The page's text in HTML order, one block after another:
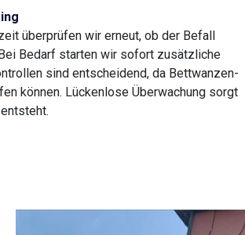
überprüfen wir erneut, ob der Befall
Bedarf starten wir sofort zusätzliche
sind entscheidend, da Bettwanzen-
können. Lückenlose Überwachung sorgt